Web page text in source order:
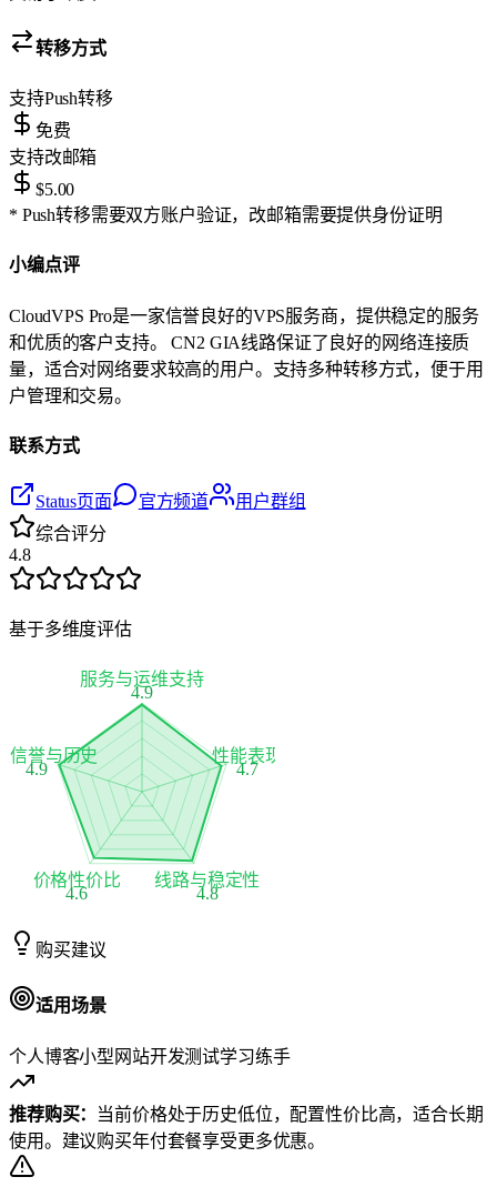
转移方式
支持Push转移
免费
支持改邮箱
$5.00
* Push转移需要双方账户验证，改邮箱需要提供身份证明
小编点评
CloudVPS Pro是一家信誉良好的VPS服务商，提供稳定的服务
和优质的客户支持。 CN2 GIA线路保证了良好的网络连接质
量，适合对网络要求较高的用户。支持多种转移方式，便于用
户管理和交易。
联系方式
Status页面 官方频道
用户群组
综合评分
4.8
基于多维度评估
服务与运维支持
4.9
性能表现
4.7
线路与稳定性
4.8
价格性价比
4.6
信誉与历史
4.9
购买建议
适用场景
个人博客小型网站开发测试学习练手
推荐购买：
当前价格处于历史低位，配置性价比高，适合长期
使用。建议购买年付套餐享受更多优惠。